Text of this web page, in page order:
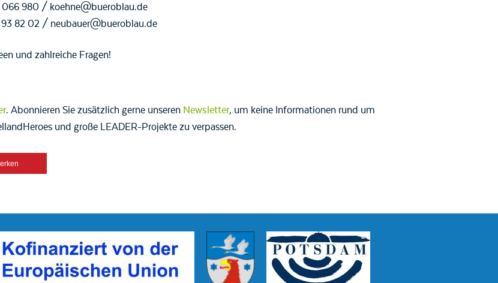
066 980 / koehne@bueroblau.de
82 02 / neubauer@bueroblau.de
und zahlreiche Fragen!
. Abonnieren Sie zusätzlich gerne unseren Newsletter, um keine Informationen rund um
und große LEADER-Projekte zu verpassen.